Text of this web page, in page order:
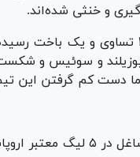
و خنثی شده‌اند.
۱۱ گل، تساوی با نیوزیلند
دست کم گرفتن این